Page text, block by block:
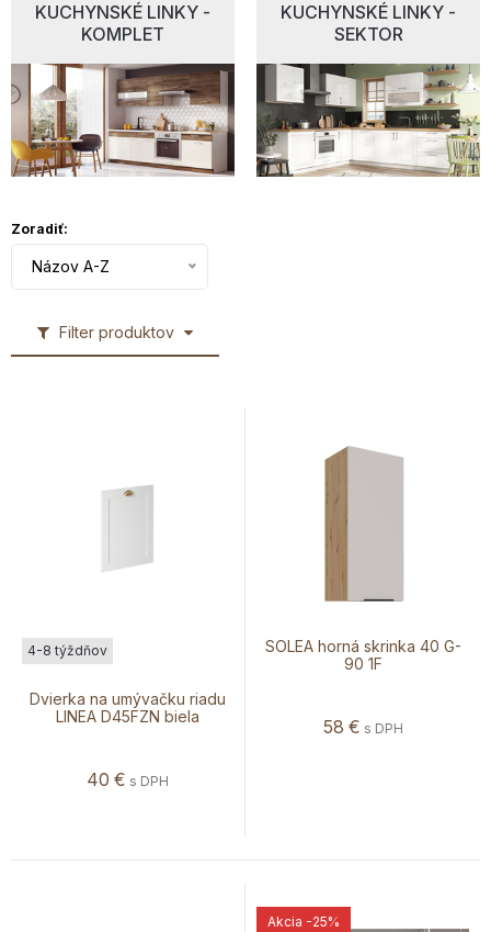
KUCHYNSKÉ LINKY -
KOMPLET
KUCHYNSKÉ LINKY -
SEKTOR
Filter produktov
Zoradiť:
Názov A-Z
Dvierka na umývačku riadu
LINEA D45FZN biela
4-8 týždňov
40 € s DPH
SOLEA horná skrinka 40 G-
90 1F
58 € s DPH
Akcia -25%